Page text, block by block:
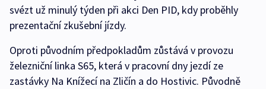
svézt už minulý týden při akci Den PID, kdy proběhly
prezentační zkušební jízdy.
Oproti původním předpokladům zůstává v provozu
železniční linka S65, která v pracovní dny jezdí ze
zastávky Na Knížecí na Zličín a do Hostivic. Původně